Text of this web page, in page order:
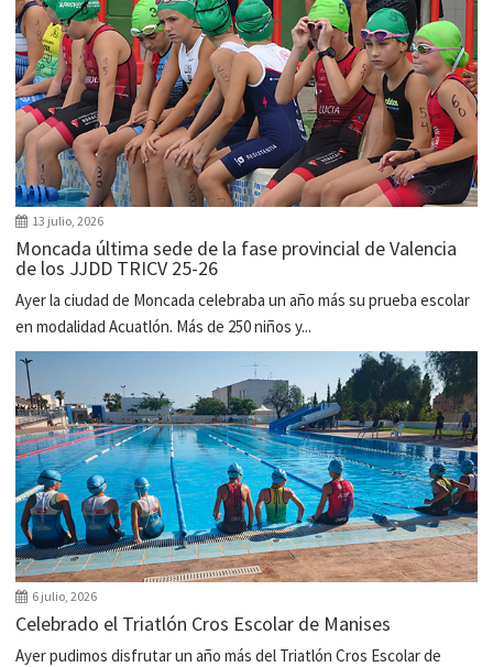
13 julio, 2026
Moncada última sede de la fase provincial de Valencia
de los JJDD TRICV 25-26
Ayer la ciudad de Moncada celebraba un año más su prueba escolar
en modalidad Acuatlón. Más de 250 niños y...
6 julio, 2026
Celebrado el Triatlón Cros Escolar de Manises
Ayer pudimos disfrutar un año más del Triatlón Cros Escolar de